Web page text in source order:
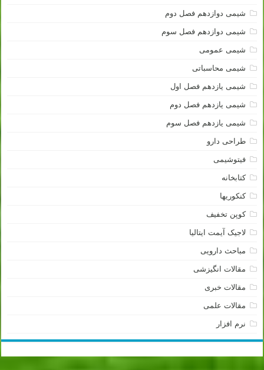
شیمی دوازدهم فصل دوم
شیمی دوازدهم فصل سوم
شیمی عمومی
شیمی محاسباتی
شیمی یازدهم فصل اول
شیمی یازدهم فصل دوم
شیمی یازدهم فصل سوم
طراحی دارو
فیتوشیمی
کتابخانه
کنکوریها
کوپن تخفیف
لاجیک آیمت ایتالیا
مباحث دارویی
مقالات انگیزشی
مقالات خبری
مقالات علمی
نرم افزار